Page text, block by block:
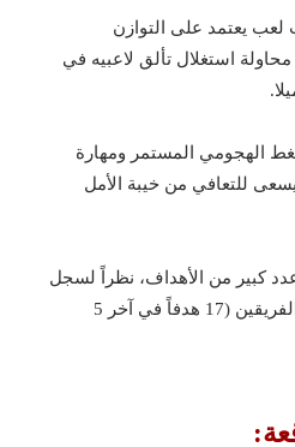
لعب يعتمد على التوازن
استغلال تألق لاعبيه في
الهجومي المستمر ومهارة
للتعافي من خيبة الأمل
عدد كبير من الأهداف، نظراً لسجل
المواجهات الأخيرة بين الفريقين (17 هدفاً في آخر 5